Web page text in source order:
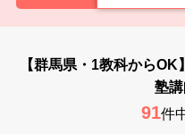
【群馬県・1教科から
塾
91件